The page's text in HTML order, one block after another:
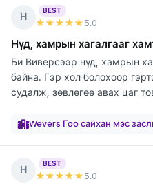
Н
BEST
★★★★★ 5.0
Нүд, хамрын хагалгааг
Би Виверсээр нүд, хамрын
байна. Гэр хол болохоор
судалж, зөвлөгөө авах цаг
Wevers Гоо сайхан мэс
Н
BEST
★★★★★ 5.0